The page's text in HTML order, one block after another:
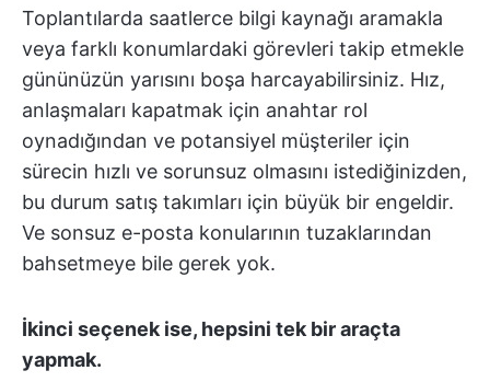
Toplantılarda saatlerce bilgi kaynağı aramakla
veya farklı konumlardaki görevleri takip etmekle
gününüzün yarısını boşa harcayabilirsiniz. Hız,
anlaşmaları kapatmak için anahtar rol
oynadığından ve potansiyel müşteriler için
sürecin hızlı ve sorunsuz olmasını istediğinizden,
bu durum satış takımları için büyük bir engeldir.
Ve sonsuz e-posta konularının tuzaklarından
bahsetmeye bile gerek yok.
İkinci seçenek ise, hepsini tek bir araçta
yapmak.